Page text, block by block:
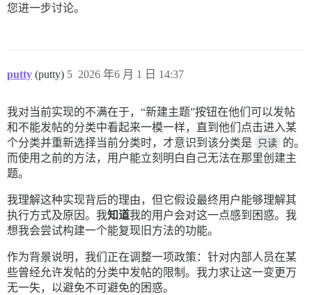
您进一步讨论。
putty (putty) 2026 年6 月 1 日 14:37
5
我对当前实现的不满在于，“新建主题”按钮在他们可以发帖
和不能发帖的分类中看起来一模一样，直到他们点击进入某
个分类并重新选择当前分类时，才意识到该分类是
只读 的。
而使用之前的方法，用户能立刻明白自己无法在那里创建主
题。
我理解这种实现背后的理由，但它假设最终用户能够理解其
执行方式及原因。我知道我的用户会对这一点感到困惑。我
想我会尝试构建一个能复现旧方法的功能。
作为背景说明，我们正在调整一项政策：针对内部人员在某
些曾经允许发帖的分类中发帖的限制。我力求让这一变更万
无一失，以避免不可避免的困惑。